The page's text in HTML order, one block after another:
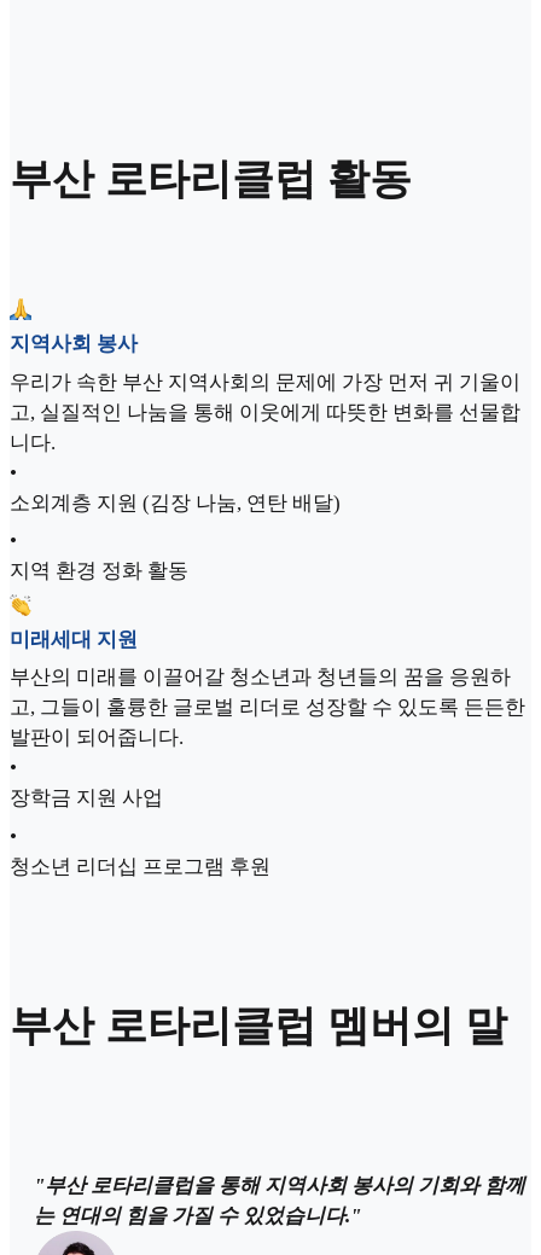
부산 로타리클럽 활동
지역사회 봉사
우리가 속한 부산 지역사회의 문제에 가장 먼저 귀 기울이
고, 실질적인 나눔을 통해 이웃에게 따뜻한 변화를 선물합
니다.
•
소외계층 지원 (김장 나눔, 연탄 배달)
•
지역 환경 정화 활동
미래세대 지원
부산의 미래를 이끌어갈 청소년과 청년들의 꿈을 응원하
고, 그들이 훌륭한 글로벌 리더로 성장할 수 있도록 든든한
발판이 되어줍니다.
•
장학금 지원 사업
•
청소년 리더십 프로그램 후원
부산 로타리클럽 멤버의 말
"부산 로타리클럽을 통해 지역사회 봉사의 기회와 함께
는 연대의 힘을 가질 수 있었습니다."